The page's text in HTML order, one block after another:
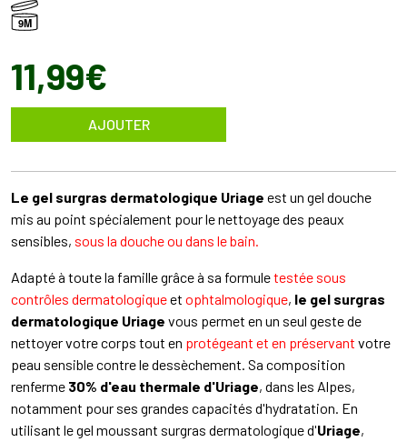
9M
11,99€
AJOUTER
Le gel surgras dermatologique Uriage est un gel douche
mis au point spécialement pour le nettoyage des peaux
sensibles, sous la douche ou dans le bain.
Adapté à toute la famille grâce à sa formuletestée sous
contrôles dermatologiqueet ophtalmologique, le gel surgras
dermatologique Uriage vous permet en un seul geste de
nettoyer votre corps tout en protégeant et en préservant votre
peau sensible contre le dessèchement. Sa composition
renferme 30% d'eau thermale d'Uriage, dans les Alpes,
notamment pour ses grandes capacités d'hydratation. En
utilisant le gel moussant surgras dermatologique d'Uriage,